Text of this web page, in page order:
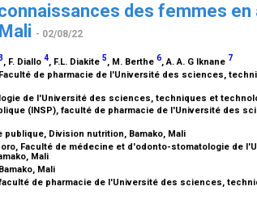
des femmes en
- 02/08/22
, F. Diallo 4, F.L. Diakite 5, M. Berthe 6, A. A. G Iknane 7
de pharmacie de l'Université des sciences,
de l'Université des sciences, techniques et
(INSP), faculté de pharmacie de l'Université des
Division nutrition, Bamako, Mali
Faculté de médecine et d'odonto-stomatologie de
Mali
Mali
de pharmacie de l'Université des sciences,